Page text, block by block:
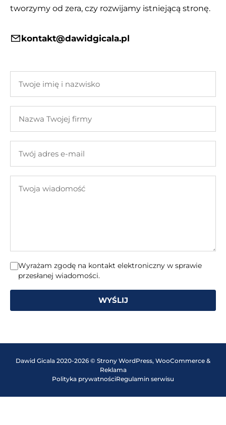
tworzymy od zera, czy rozwijamy istniejącą stronę.
kontakt@dawidgicala.pl
imię
nazwisko
Twojej
adres
mail
wiadomość
Wyrażam zgodę na kontakt elektroniczny w sprawie
przesłanej wiadomości.
WYŚLIJ
Dawid Gicala 2020-2026 © Strony WordPress, WooCommerce &
Reklama
Polityka prywatnościRegulamin serwisu